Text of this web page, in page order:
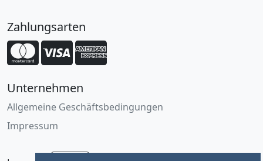
Zahlungsarten
Unternehmen
Allgemeine Geschäftsbedingungen
Impressum